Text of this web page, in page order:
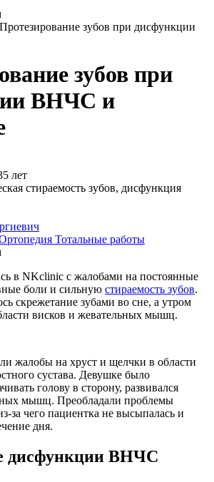
Протезирование зубов при дисфункции
зубов при
ВНЧС и
лет
стираемость зубов, дисфункция
Тотальные работы
в NKclinic с жалобами на постоянные
боли и сильную стираемость зубов.
скрежетание зубами во сне, а утром
висков и жевательных мышц.
жалобы на хруст и щелчки в области
сустава. Девушке было
голову в сторону, развивался
мышц. Преобладали проблемы
за чего пациентка не высыпалась и
дня.
дисфункции ВНЧС